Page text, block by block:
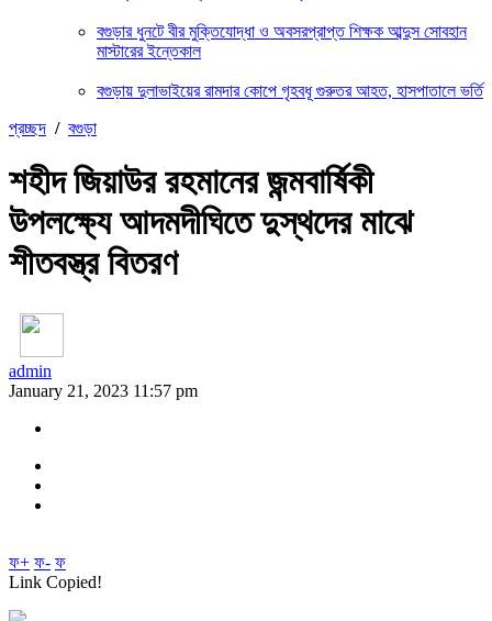
বগুড়ার ধুনটে বীর মুক্তিযোদ্ধা ও অবসরপ্রাপ্ত শিক্ষক আব্দুস সোবহান
মাস্টারের ইন্তেকাল
বগুড়ায় দুলাভাইয়ের রামদার কোপে গৃহবধূ গুরুতর আহত, হাসপাতালে ভর্তি
প্রচ্ছদ / বগুড়া
শহীদ জিয়াউর রহমানের জন্মবার্ষিকী
উপলক্ষ্যে আদমদীঘিতে দুস্থদের মাঝে
শীতবস্ত্র বিতরণ
admin
January 21, 2023 11:57 pm
ফ+ ফ- ফ
Link Copied!